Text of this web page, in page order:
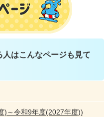
人はこんなページも見て
)～令和9年度(2027年度))